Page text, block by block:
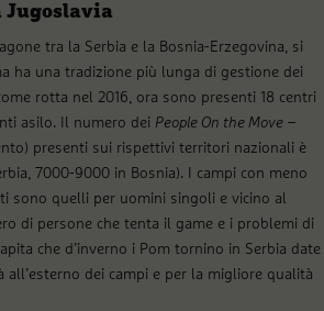
Jugoslavia
tra la Serbia e la Bosnia-Erzegovina, si
ha una tradizione più lunga di gestione dei
rotta nel 2016, ora sono presenti 18 centri
asilo. Il numero dei People On the Move –
presenti sui rispettivi territori nazionali è
7000-9000 in Bosnia). I campi con meno
sono quelli per uomini singoli e vicino al
di persone che tenta il game e i problemi di
che d’inverno i Pom tornino in Serbia date
all’esterno dei campi e per la migliore qualità